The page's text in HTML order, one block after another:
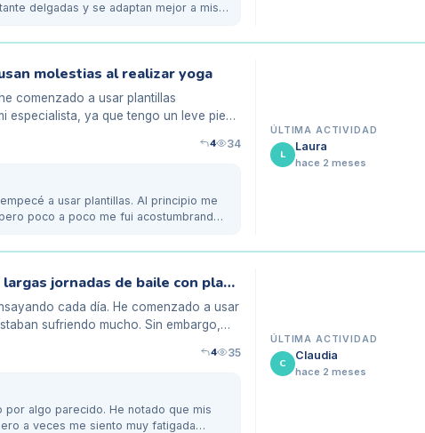
delgadas y se adaptan mejor a mis
molestias al realizar yoga
comenzado a usar plantillas
especialista, ya que tengo un leve pie
4 34
a usar plantillas. Al principio me
poco a poco me fui acostumbrando.
ÚLTIMA ACTIVIDAD
L
Laura
hace 2 meses
Mis pies se sienten cansados tras largas jornadas de baile con plantillas
cada día. He comenzado a usar
sufriendo mucho. Sin embargo,
4 35
por algo parecido. He notado que mis
a veces me siento muy fatigada
ÚLTIMA ACTIVIDAD
C
Claudia
hace 2 meses